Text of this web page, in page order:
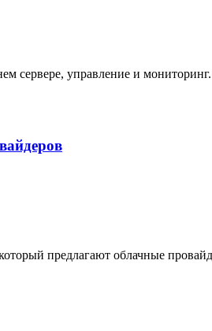
сервере, управление и
предлагают облачные